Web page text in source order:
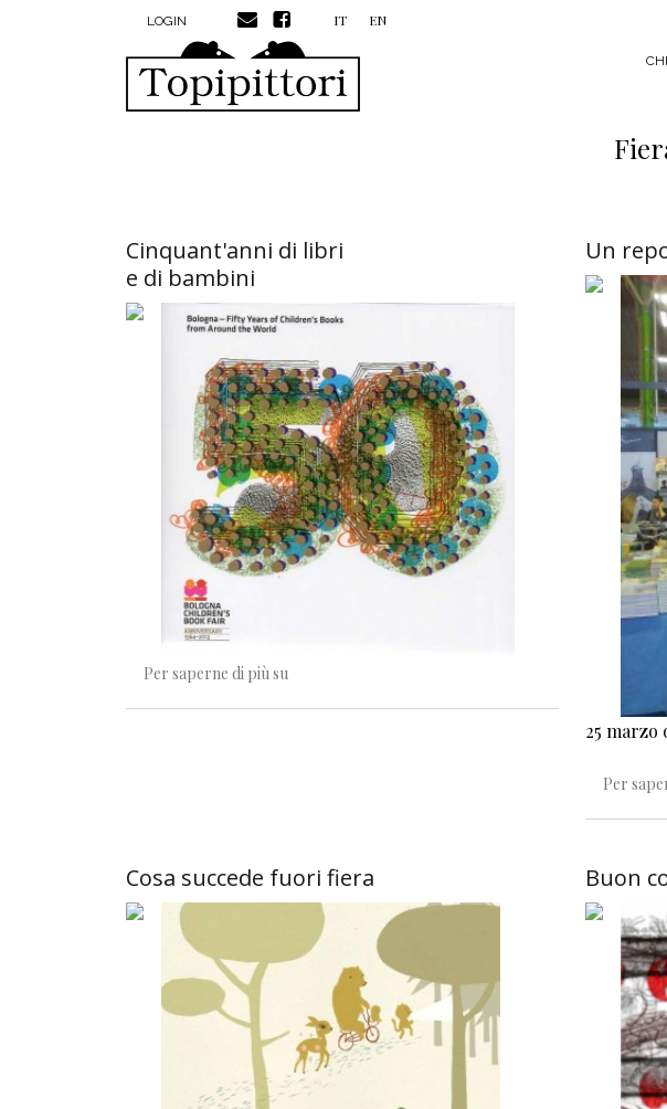
Salta al contenuto principale
MENU PROFILO UTENTE
LOGIN IT EN
Cinquant'anni di libri
e di bambini
Per saperne di più su
Un
25 marzo
Per
Cosa succede fuori fiera Buon